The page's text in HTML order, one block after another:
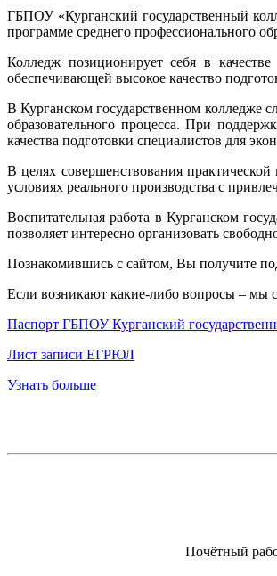
ГБПОУ «Курганский государственный
программе среднего профессионального
Колледж позиционирует себя в
обеспечивающей высокое качество
В Курганском государственном колледже
образовательного процесса. При
качества подготовки специалистов для
В целях совершенствования
условиях реального производства с
Воспитательная работа в Курганском
позволяет интересно организовать
Познакомившись с сайтом, Вы получите
Если возникают какие-либо вопросы – мы
Паспорт ГБПОУ Курганский
Лист записи ЕГРЮЛ
Узнать больше
Почётный